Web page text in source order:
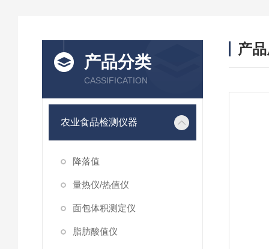
产品分类
CASSIFICATION
农业食品检测仪器
降落值
量热仪/热值仪
面包体积测定仪
脂肪酸值仪
产